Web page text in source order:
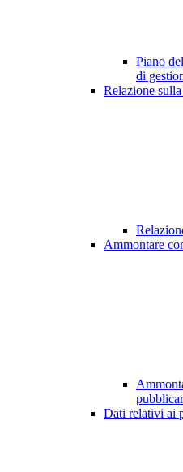
Piano
di
Relazione
Ammontare
Dati relativi ai